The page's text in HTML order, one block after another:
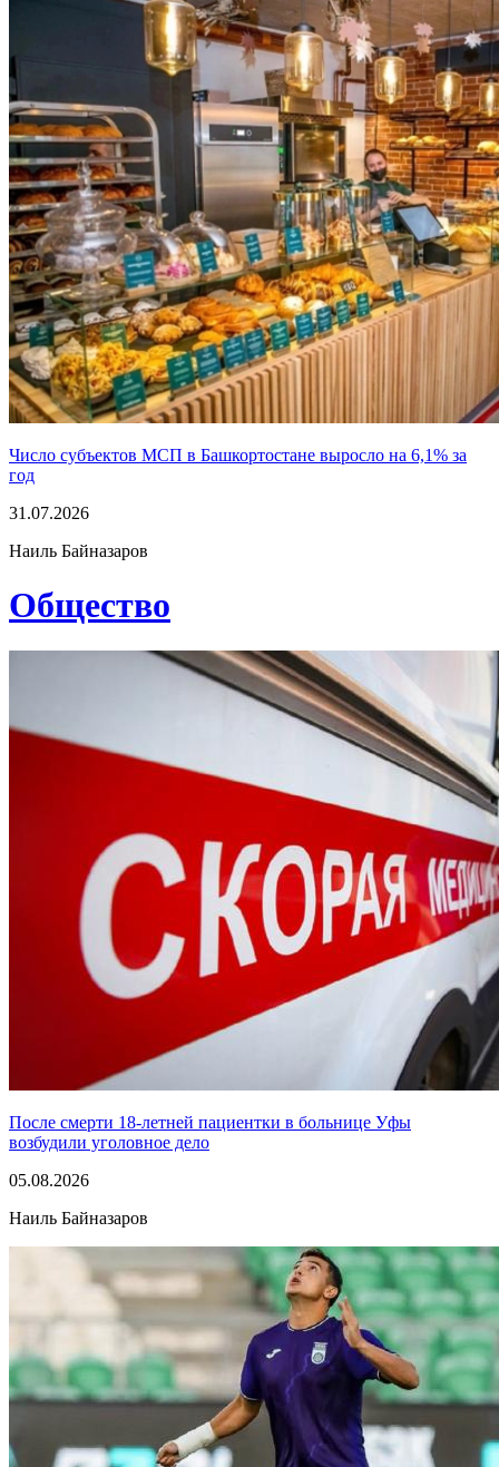
Число субъектов МСП в Башкортостане выросло на 6,1% за
год
31.07.2026
Наиль Байназаров
Общество
После смерти 18-летней пациентки в больнице Уфы
возбудили уголовное дело
05.08.2026
Наиль Байназаров